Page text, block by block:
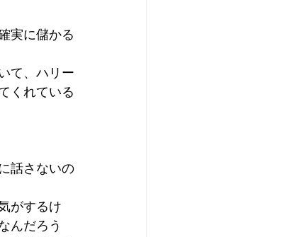
実に儲かる
て、ハリー
くれている
話さないの
がするけ
んだろう